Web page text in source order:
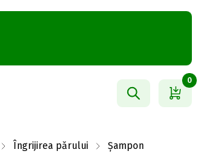
0
Îngrijirea părului Șampon